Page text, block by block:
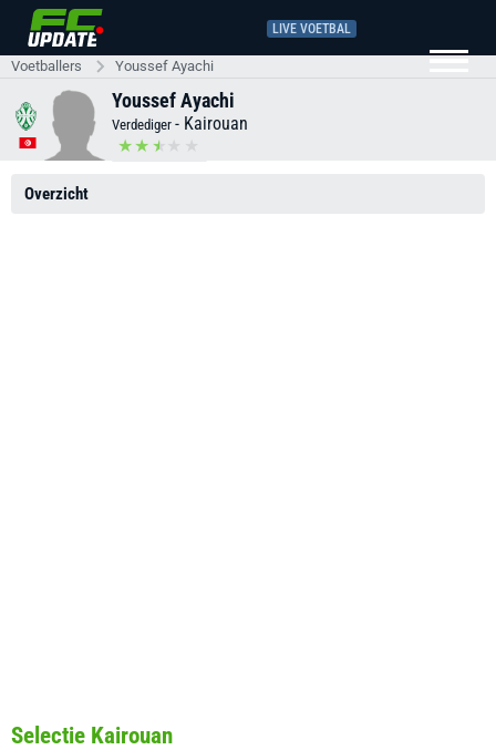
LIVE VOETBAL
Voetballers Youssef Ayachi
Youssef Ayachi
Verdediger - Kairouan
Overzicht
Selectie Kairouan